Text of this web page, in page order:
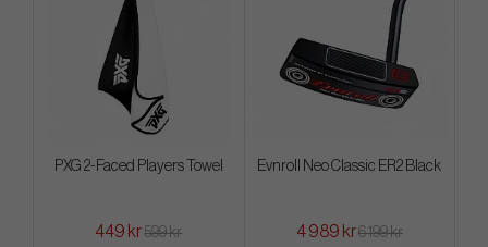
PXG 2-Faced Players Towel
449 kr599 kr
Evnroll Neo Classic ER2 Black
4 989 kr6 199 kr